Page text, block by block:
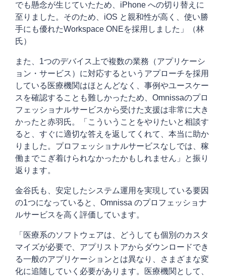
でも懸念が生じていたため、iPhone への切り替えに
至りました。そのため、iOS と親和性が高く、使い勝
手にも優れたWorkspace ONEを採用しました」（林
氏）
また、1つのデバイス上で複数の業務（アプリケーシ
ョン・サービス）に対応するというアプローチを採用
している医療機関はほとんどなく、事例やユースケー
スを確認することも難しかったため、Omnissaのプロ
フェッショナルサービスから受けた支援は非常に大き
かったと赤羽氏。「こういうことをやりたいと相談す
ると、すぐに適切な答えを返してくれて、本当に助か
りました。プロフェッショナルサービスなしでは、稼
働までこぎ着けられなかったかもしれません」と振り
返ります。
金谷氏も、安定したシステム運用を実現している要因
の1つになっていると、Omnissa のプロフェッショナ
ルサービスを高く評価しています。
「医療系のソフトウェアは、どうしても個別のカスタ
マイズが必要で、アプリストアからダウンロードでき
る一般のアプリケーションとは異なり、さまざまな変
化に追随していく必要があります。医療機関として、